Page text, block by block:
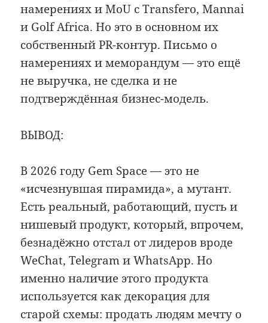
намерениях и MoU с Transfero, Mannai
и Golf Africa. Но это в основном их
собственный PR-контур. Письмо о
намерениях и меморандум — это ещё
не выручка, не сделка и не
подтверждённая бизнес-модель.
ВЫВОД:
В 2026 году Gem Space — это не
«исчезнувшая пирамида», а мутант.
Есть реальный, работающий, пусть и
нишевый продукт, который, впрочем,
безнадёжно отстал от лидеров вроде
WeChat, Telegram и WhatsApp. Но
именно наличие этого продукта
используется как декорация для
старой схемы: продать людям мечту о